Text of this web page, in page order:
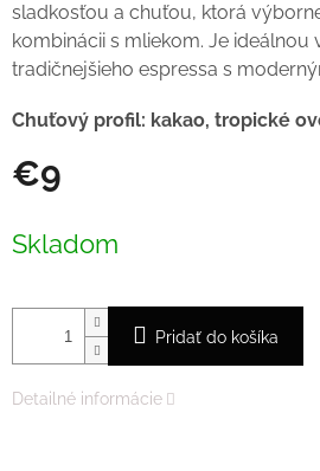
€9
cena:
Skladom
Pridať do košíka
sladkosťou a chuťou, ktorá
kombinácii s mliekom. Je
tradičnejšieho espressa s
Chuťový profil: kakao, tropické
Detailné informácie